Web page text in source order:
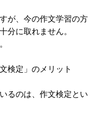
が、今の作文学習の方
分に取れません。
定」のメリット
るのは、作文検定とい